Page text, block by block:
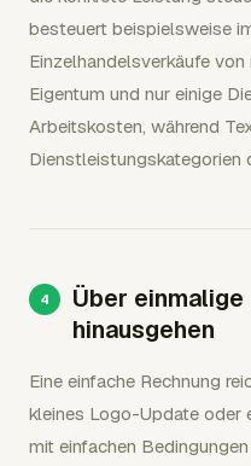
besteuert beispielsweise
Einzelhandelsverkäufe
Eigentum und nur einige
Arbeitskosten, während
Dienstleistungskategorien
Über einmalige
hinausgehen
Eine einfache Rechnung
kleines Logo-Update oder
mit einfachen